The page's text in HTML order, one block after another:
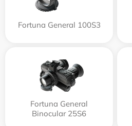
Fortuna General 100S3
Fortuna General
Binocular 25S6